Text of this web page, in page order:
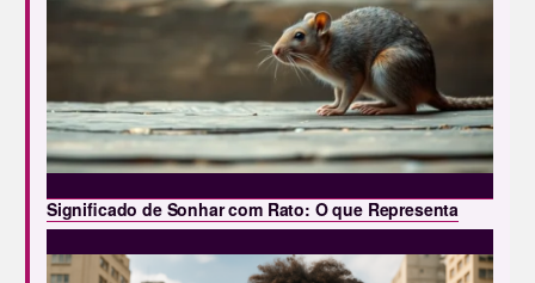
Significado de Sonhar com Rato: O que Representa